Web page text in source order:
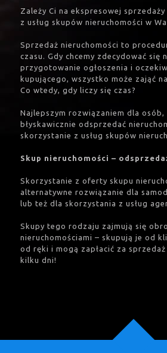
Zależy Ci na ekspresowej
z usług skupów nieruchomości w
Sprzedaż nieruchomości to
czasu. Gdy chcemy zdecydować się
przygotowanie ogłoszenia i
kupującego, wszystko może zająć
Co wtedy, gdy liczy się czas?
Najlepszym rozwiązaniem dla
błyskawicznie odsprzedać
skorzystanie z usług skupów
Skup nieruchomości –
Skorzystanie z oferty skupu
alternatywne rozwiązanie dla
lub też dla skorzystania z usług
Skupy tego rodzaju zajmują się
nieruchomościami – skupują je od
od ręki i mogą zapłacić za
kilku dni!